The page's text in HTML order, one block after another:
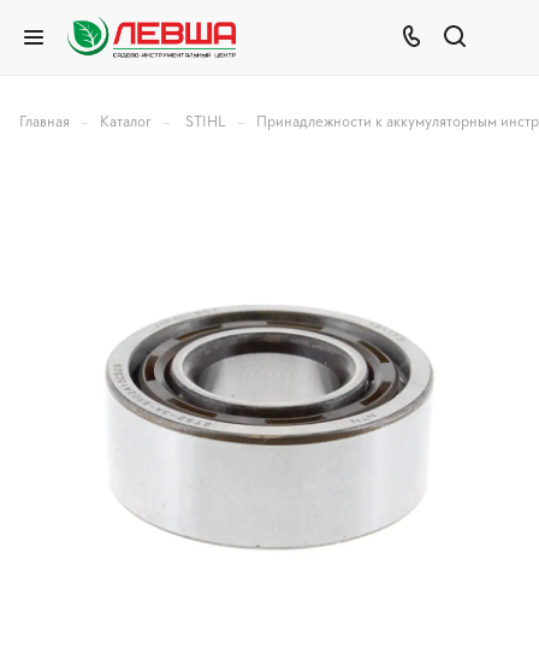
Главная – Каталог – STIHL – Принадлежности к аккумуляторным